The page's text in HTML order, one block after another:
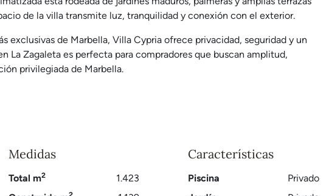
de la villa transmite luz, tranquilidad y conexión con el exterior.
exclusivas de Marbella, Villa Cypria ofrece privacidad, seguridad y un
La Zagaleta es perfecta para compradores que buscan amplitud,
privilegiada de Marbella.
Medidas
Total m2
1.423
Características
Piscina
Privado